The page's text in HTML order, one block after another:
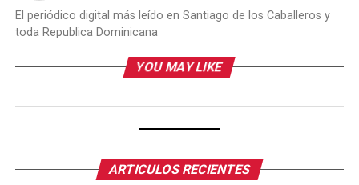
El periódico digital más leído en Santiago de los Caballeros y
toda Republica Dominicana
YOU MAY LIKE
ARTICULOS RECIENTES